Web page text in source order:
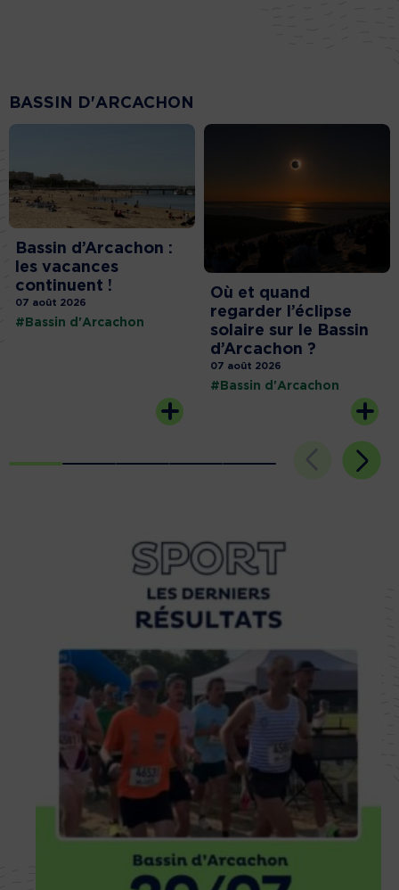
BASSIN D'ARCACHON
Bassin d’Arcachon :
les vacances
continuent !
07 août 2026
#Bassin d'Arcachon
Où et quand
regarder l’éclipse
solaire sur le Bassin
d’Arcachon ?
07 août 2026
#Bassin d'Arcachon